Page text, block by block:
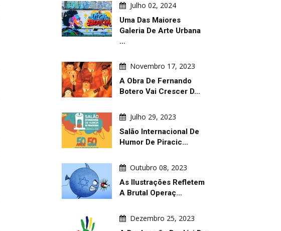
Julho 02, 2024
Uma Das Maiores
Galeria De Arte Urbana
…
Novembro 17, 2023
A Obra De Fernando
Botero Vai Crescer D…
Julho 29, 2023
Salão Internacional De
Humor De Piracic…
Outubro 08, 2023
As Ilustrações Refletem
A Brutal Operaç…
Dezembro 25, 2023